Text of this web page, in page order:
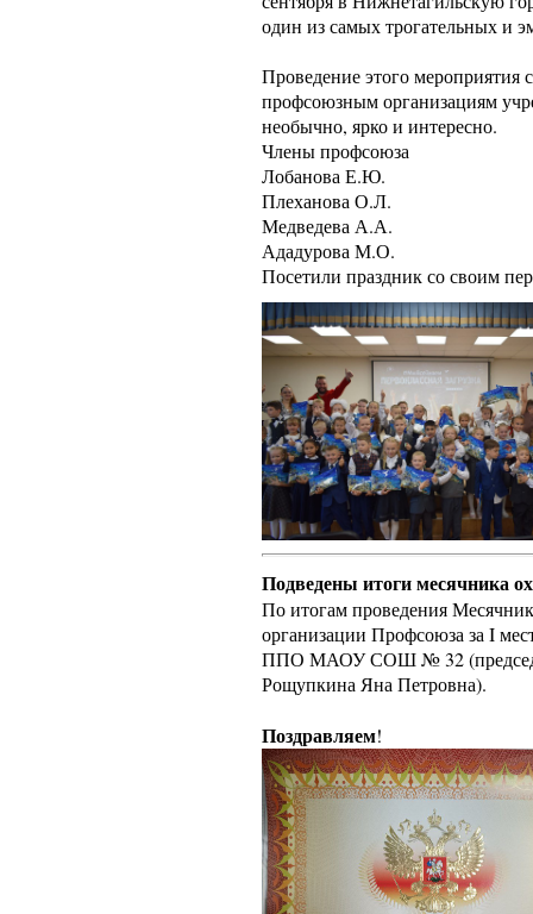
один из самых трогательных и
Проведение этого
профсоюзным организациям
необычно, ярко и интересно.
Члены профсоюза
Лобанова Е.Ю.
Плеханова О.Л.
Медведева А.А.
Ададурова М.О.
Посетили праздник со своим
Подведены итоги месячника
По итогам проведения
организации Профсоюза за I
ППО МАОУ СОШ № 32
Рощупкина Яна Петровна).
Поздравляем!